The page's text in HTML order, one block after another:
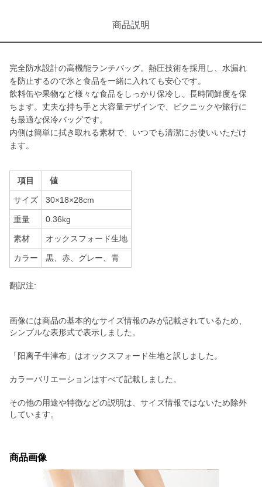
商品説明
完全防水設計の高機能ランチバッグ。熱圧技術を採用し、水漏れ
を防止するので氷と食品を一緒に入れても安心です。
飲料缶や果物など様々な食品をしっかり保冷し、長時間鮮度を保
ちます。丈夫な持ち手と大容量デザインで、ピクニックや旅行に
も最適な保冷バッグです。
内側は簡単に拭き取れる素材で、いつでも清潔にお使いいただけ
ます。
項目 値
サイズ 30×18×28cm
重量 0.36kg
素材 オックスフォード生地
カラー 黒、赤、グレー、青
翻訳注:
画像には商品の基本的なサイズ情報のみが記載されているため、
シンプルな表形式で表示しました。
「阳离子牛津布」はオックスフォード生地と訳しました。
カラーバリエーションはすべて記載しました。
その他の用途や特徴などの説明は、サイズ情報ではないため除外
しています。
商品画像